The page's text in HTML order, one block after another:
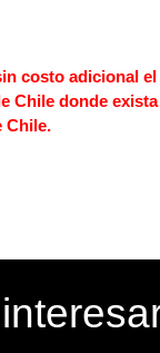
costo adicional
Chile donde
Chile.